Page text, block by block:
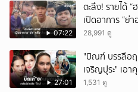
07:22
ตะลึง! รายได้
เปิดอาการ “ย่
บุตร!
28,991 ดู
27:01
"บิณฑ์ บรรลือ
เจริญปุระ" เอ
1,531 ดู